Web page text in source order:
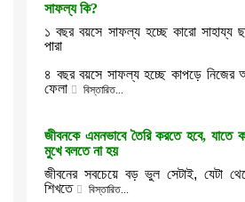
সাফল্য কি?
১ বছর বয়সে সাফল্য হচ্ছে কারো সাহায্য
পারা
৪ বছর বয়সে সাফল্য হচ্ছে কাপড়ে নিজের
ফেলা
বিস্তারিত...
জীবনকে এমনভাবে তৈরি করতে হবে, যাতে
মুখে বলতে না হয়
জীবনের সবচেয়ে বড় ভুল সেটাই, যেটা
শিখতে
বিস্তারিত...